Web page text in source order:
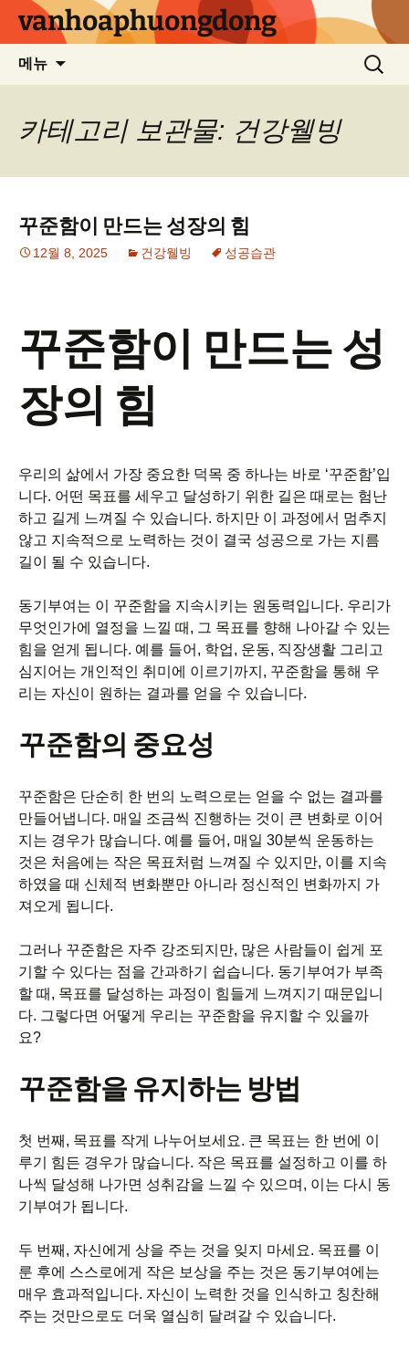
vanhoaphuongdong
메뉴
검
색:
카테고리 보관물: 건강웰빙
꾸준함이 만드는 성장의 힘
12월 8, 2025 건강웰빙 성공습관
꾸준함이 만드는 성
장의 힘
우리의 삶에서 가장 중요한 덕목 중 하나는 바로 ‘꾸준함’입
니다. 어떤 목표를 세우고 달성하기 위한 길은 때로는 험난
하고 길게 느껴질 수 있습니다. 하지만 이 과정에서 멈추지
않고 지속적으로 노력하는 것이 결국 성공으로 가는 지름
길이 될 수 있습니다.
동기부여는 이 꾸준함을 지속시키는 원동력입니다. 우리가
무엇인가에 열정을 느낄 때, 그 목표를 향해 나아갈 수 있는
힘을 얻게 됩니다. 예를 들어, 학업, 운동, 직장생활 그리고
심지어는 개인적인 취미에 이르기까지, 꾸준함을 통해 우
리는 자신이 원하는 결과를 얻을 수 있습니다.
꾸준함의 중요성
꾸준함은 단순히 한 번의 노력으로는 얻을 수 없는 결과를
만들어냅니다. 매일 조금씩 진행하는 것이 큰 변화로 이어
지는 경우가 많습니다. 예를 들어, 매일 30분씩 운동하는
것은 처음에는 작은 목표처럼 느껴질 수 있지만, 이를 지속
하였을 때 신체적 변화뿐만 아니라 정신적인 변화까지 가
져오게 됩니다.
그러나 꾸준함은 자주 강조되지만, 많은 사람들이 쉽게 포
기할 수 있다는 점을 간과하기 쉽습니다. 동기부여가 부족
할 때, 목표를 달성하는 과정이 힘들게 느껴지기 때문입니
다. 그렇다면 어떻게 우리는 꾸준함을 유지할 수 있을까
요?
꾸준함을 유지하는 방법
첫 번째, 목표를 작게 나누어보세요. 큰 목표는 한 번에 이
루기 힘든 경우가 많습니다. 작은 목표를 설정하고 이를 하
나씩 달성해 나가면 성취감을 느낄 수 있으며, 이는 다시 동
기부여가 됩니다.
두 번째, 자신에게 상을 주는 것을 잊지 마세요. 목표를 이
룬 후에 스스로에게 작은 보상을 주는 것은 동기부여에는
매우 효과적입니다. 자신이 노력한 것을 인식하고 칭찬해
주는 것만으로도 더욱 열심히 달려갈 수 있습니다.